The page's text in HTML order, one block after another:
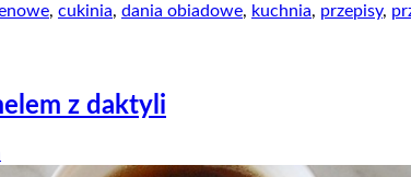
, cukinia, dania obiadowe, kuchnia, przepisy,
z daktyli